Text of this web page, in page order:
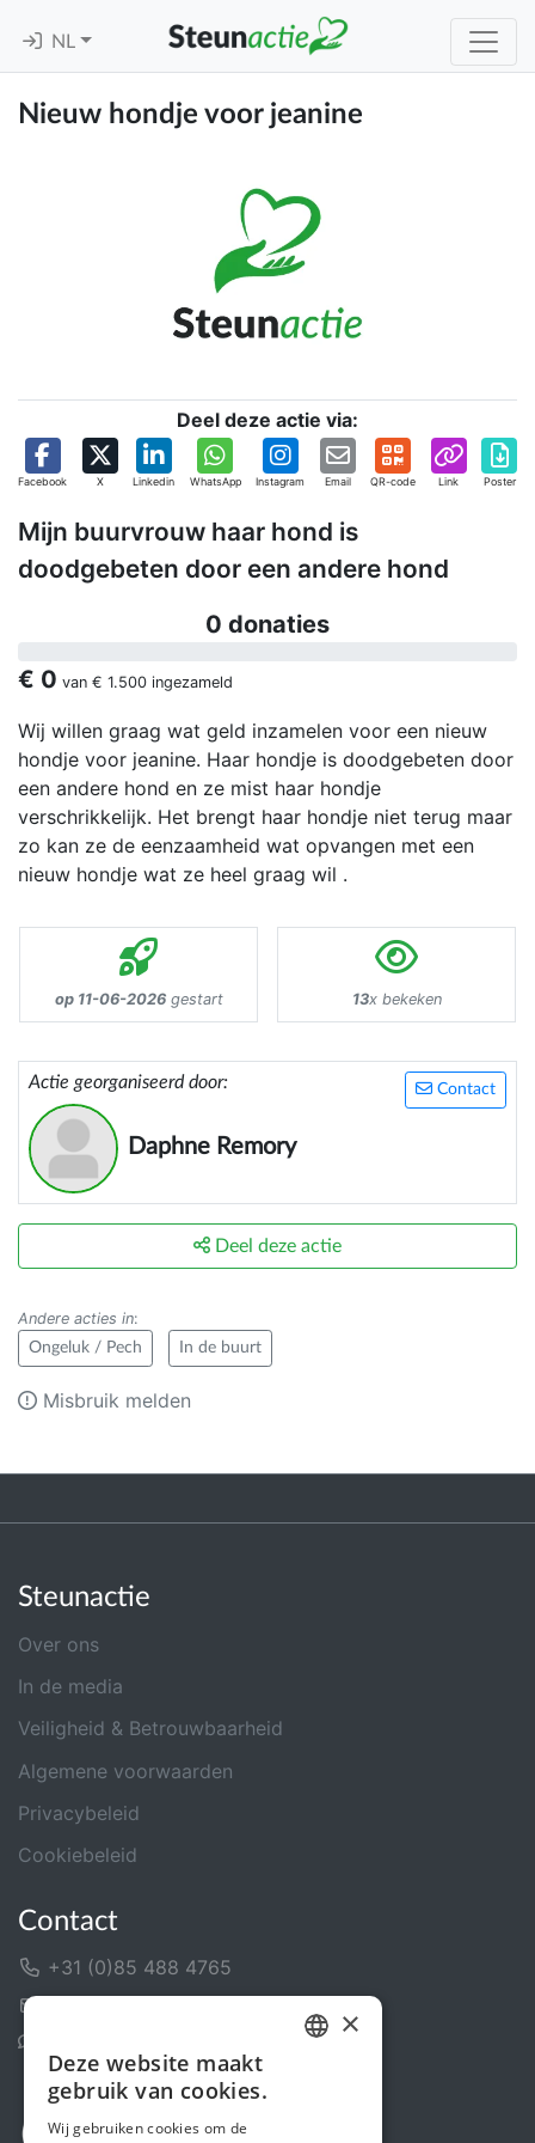
NL
Nieuw hondje voor jeanine
Deel deze actie via:
Facebook X Linkedin WhatsApp Instagram Email QR-code Link Poster
Mijn buurvrouw haar hond is
doodgebeten door een andere hond
0 donaties
€ 0 van € 1.500 ingezameld
Wij willen graag wat geld inzamelen voor een nieuw
hondje voor jeanine. Haar hondje is doodgebeten door
een andere hond en ze mist haar hondje
verschrikkelijk. Het brengt haar hondje niet terug maar
zo kan ze de eenzaamheid wat opvangen met een
nieuw hondje wat ze heel graag wil .
op 11-06-2026gestart 13x bekeken
Contact
Actie georganiseerd door:
Daphne Remory
Deel deze actie
Andere acties in:
Ongeluk / Pech In de buurt
Misbruik melden
Steunactie
Over ons
In de media
Veiligheid & Betrouwbaarheid
Algemene voorwaarden
Privacybeleid
Cookiebeleid
Contact
+31 (0)85 488 4765
×
Deze website maakt
gebruik van cookies.
Wij gebruiken cookies om de